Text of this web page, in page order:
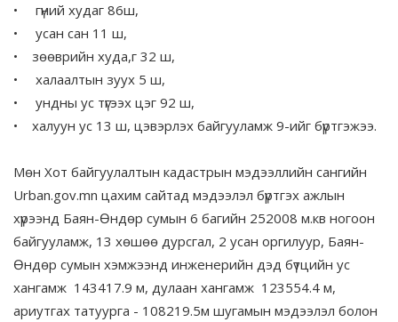
• гүний худаг 86ш,
• усан сан 11 ш,
• зөөврийн худа,г 32 ш,
• халаалтын зуух 5 ш,
• ундны ус түгээх цэг 92 ш,
• халуун ус 13 ш, цэвэрлэх байгууламж 9-ийг бүртгэжээ.
Мөн Хот байгуулалтын кадастрын мэдээллийн сангийн
Urban.gov.mn цахим сайтад мэдээлэл бүртгэх ажлын
хүрээнд Баян-Өндөр сумын 6 багийн 252008 м.кв ногоон
байгууламж, 13 хөшөө дурсгал, 2 усан оргилуур, Баян-
Өндөр сумын хэмжээнд инженерийн дэд бүтцийн ус
хангамж 143417.9 м, дулаан хангамж 123554.4 м,
ариутгах татуурга - 108219.5м шугамын мэдээлэл болон